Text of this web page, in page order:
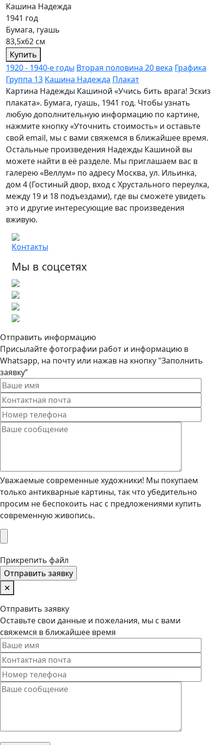
Кашина Надежда
1941 год
Бумага, гуашь
83,5х62 см
Купить
1920 - 1940-е годы Вторая половина 20 века Графика
Группа 13 Кашина Надежда Плакат
Картина Надежды Кашиной «Учись бить врага! Эскиз
плаката». Бумага, гуашь, 1941 год. Чтобы узнать
любую дополнительную информацию по картине,
нажмите кнопку «Уточнить стоимость» и оставьте
свой email, мы с вами свяжемся в ближайшее время.
Остальные произведения Надежды Кашиной вы
можете найти в её разделе. Мы приглашаем вас в
галерею «Веллум» по адресу Москва, ул. Ильинка,
дом 4 (Гостиный двор, вход с Хрустального переулка,
между 19 и 18 подъездами), где вы сможете увидеть
это и другие интересующие вас произведения
вживую.
Контакты
Мы в соцсетях
Отправить информацию
Присылайте фотографии работ и информацию в
Whatsapp, на почту или нажав на кнопку "Заполнить
заявку”
Уважаемые современные художники! Мы покупаем
только антикварные картины, так что убедительно
просим не беспокоить нас с предложениями купить
современную живопись.
Прикрепить файл
✕
Отправить заявку
Оставьте свои данные и пожелания, мы с вами
свяжемся в ближайшее время